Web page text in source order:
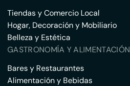
Tiendas y Comercio Local
Hogar, Decoración y Mobiliario
Belleza y Estética
GASTRONOMÍA Y ALIMENTACIÓN
Bares y Restaurantes
Alimentación y Bebidas